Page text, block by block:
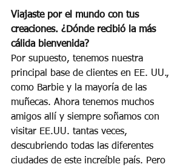
Viajaste por el mundo con tus
creaciones. ¿Dónde recibió la más
cálida bienvenida?
Por supuesto, tenemos nuestra
principal base de clientes en EE. UU.,
como Barbie y la mayoría de las
muñecas. Ahora tenemos muchos
amigos allí y siempre soñamos con
visitar EE.UU. tantas veces,
descubriendo todas las diferentes
ciudades de este increíble país. Pero